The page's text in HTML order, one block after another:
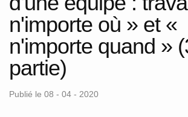
n'importe où » et «
n'importe quand »
partie)
Publié le 08 - 04 - 2020